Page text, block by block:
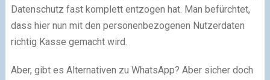
Datenschutz fast komplett entzogen hat. Man befürchtet,
dass hier nun mit den personenbezogenen Nutzerdaten
richtig Kasse gemacht wird.
Aber, gibt es Alternativen zu WhatsApp? Aber sicher doch